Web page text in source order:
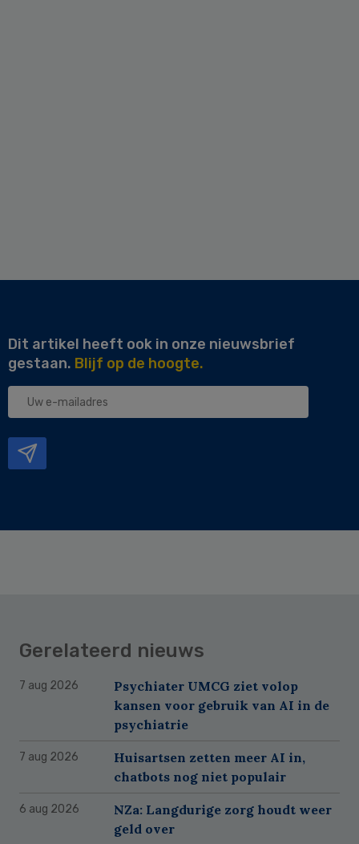
Dit artikel heeft ook in onze nieuwsbrief
gestaan. Blijf op de hoogte.
Uw
Gerelateerd nieuws
7 aug 2026
Psychiater UMCG ziet volop
kansen voor gebruik van AI in de
psychiatrie
7 aug 2026
Huisartsen zetten meer AI in,
chatbots nog niet populair
6 aug 2026
NZa: Langdurige zorg houdt weer
geld over